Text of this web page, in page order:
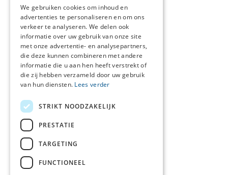
Privacyverklaring
Disclaimer
Cookieverklaring
Beveiligingskwetsbaarheid
melden
Oost-Veluwe
Berdine Koekoek
T 06 - 36 58 16 51
.koekoek@gelre.nl
Netwerkcoördinator
regio Zutphen
Marleen de Lange
We gebruiken cookies om inhoud en
advertenties te personaliseren en om ons
verkeer te analyseren. We delen ook
informatie over uw gebruik van onze site
met onze advertentie- en analysepartners,
die deze kunnen combineren met andere
informatie die u aan hen heeft verstrekt of
die zij hebben verzameld door uw gebruik
van hun diensten. Lees verder
STRIKT NOODZAKELIJK
PRESTATIE
TARGETING
FUNCTIONEEL